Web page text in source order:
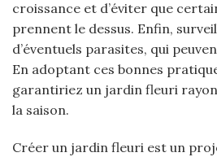
croissance et d’éviter que
prennent le dessus. Enfin,
d’éventuels parasites, qui
En adoptant ces bonnes
garantiriez un jardin fleuri
la saison.
Créer un jardin fleuri est un